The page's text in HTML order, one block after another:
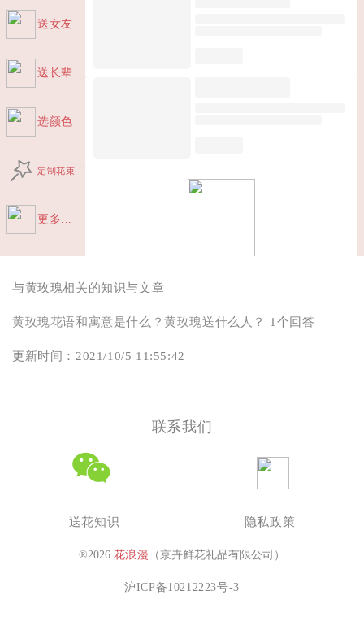
送女友
送长辈
选颜色
定制花束
更多...
与黄玫瑰相关的知识与文章
黄玫瑰花语和寓意是什么？黄玫瑰送什么人？ 1个回答
更新时间：2021/10/5 11:55:42
联系我们
送花知识 隐私政策
®2026 花浪漫 （京卉鲜花礼品有限公司）
沪ICP备10212223号-3